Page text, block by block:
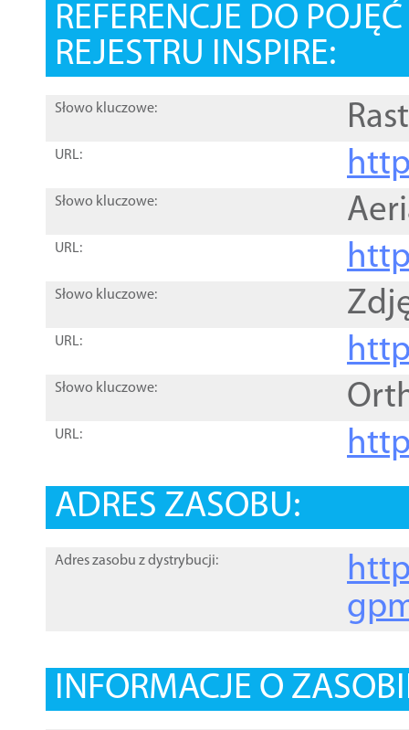
REFERENCJE DO
REJESTRU INSPIRE:
Słowo kluczowe:
URL:
Słowo kluczowe:
URL:
Słowo kluczowe:
URL:
Słowo kluczowe:
URL:
ADRES ZASOBU:
Adres zasobu z dystrybucji:
INFORMACJE O